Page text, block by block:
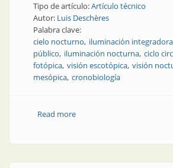
Tipo de artículo:Artículo técnico
Autor: Luis Deschères
Palabra clave:
cielo nocturno iluminación integradora
público iluminación nocturna ciclo
fotópica visión escotópica visión
mesópica cronobiología
Read moreabout Acerca de la luz